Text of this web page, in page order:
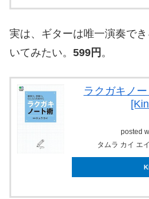
実は、ギターは唯一演奏で
いてみたい。 599円 。
ラクガキノ
posted
タムラ カイ エ